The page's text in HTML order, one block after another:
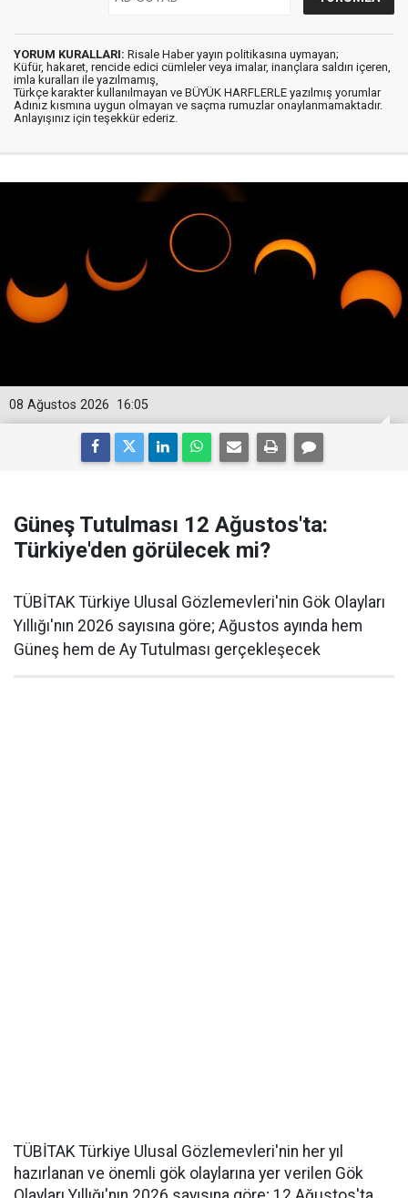
YORUM KURALLARI: Risale Haber yayın politikasına uymayan;
Küfür, hakaret, rencide edici cümleler veya imalar, inançlara saldırı içeren,
imla kuralları ile yazılmamış,
Türkçe karakter kullanılmayan ve BÜYÜK HARFLERLE yazılmış yorumlar
Adınız kısmına uygun olmayan ve saçma rumuzlar onaylanmamaktadır.
Anlayışınız için teşekkür ederiz.
16:05
08 Ağustos 2026
Güneş Tutulması 12 Ağustos'ta:
Türkiye'den görülecek mi?
TÜBİTAK Türkiye Ulusal Gözlemevleri'nin Gök Olayları
Yıllığı'nın 2026 sayısına göre; Ağustos ayında hem
Güneş hem de Ay Tutulması gerçekleşecek
TÜBİTAK Türkiye Ulusal Gözlemevleri'nin her yıl
hazırlanan ve önemli gök olaylarına yer verilen Gök